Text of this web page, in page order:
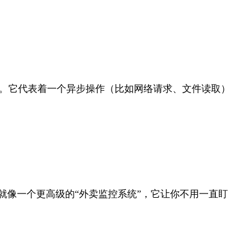
代表着一个异步操作（比如网络请求、文件读取）
像一个更高级的“外卖监控系统”，它让你不用一直盯